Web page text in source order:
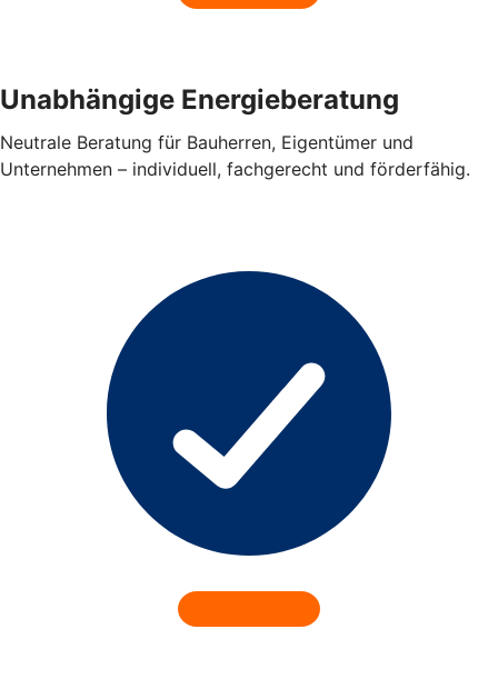
Unabhängige Energieberatung
Neutrale Beratung für Bauherren, Eigentümer und
Unternehmen – individuell, fachgerecht und förderfähig.